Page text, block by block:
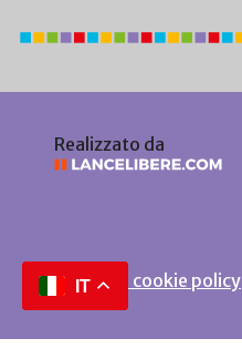
Realizzato da
Privacy e cookie policy
IT